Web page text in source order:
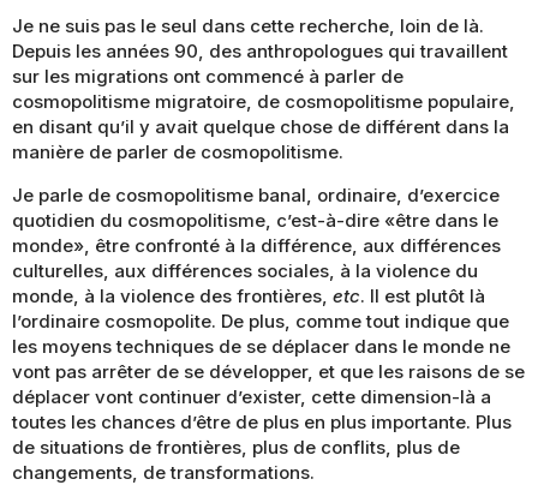
Je ne suis pas le seul dans cette recherche, loin de là.
Depuis les années 90, des anthropologues qui travaillent
sur les migrations ont commencé à parler de
cosmopolitisme migratoire, de cosmopolitisme populaire,
en disant qu’il y avait quelque chose de différent dans la
manière de parler de cosmopolitisme.
Je parle de cosmopolitisme banal, ordinaire, d’exercice
quotidien du cosmopolitisme, c’est-à-dire «être dans le
monde», être confronté à la différence, aux différences
culturelles, aux différences sociales, à la violence du
monde, à la violence des frontières, etc. Il est plutôt là
l’ordinaire cosmopolite. De plus, comme tout indique que
les moyens techniques de se déplacer dans le monde ne
vont pas arrêter de se développer, et que les raisons de se
déplacer vont continuer d’exister, cette dimension-là a
toutes les chances d’être de plus en plus importante. Plus
de situations de frontières, plus de conflits, plus de
changements, de transformations.